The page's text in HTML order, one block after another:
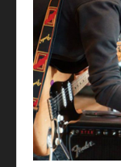
GALERIE
PRESSE
PARTENAIRES
TARIFS -